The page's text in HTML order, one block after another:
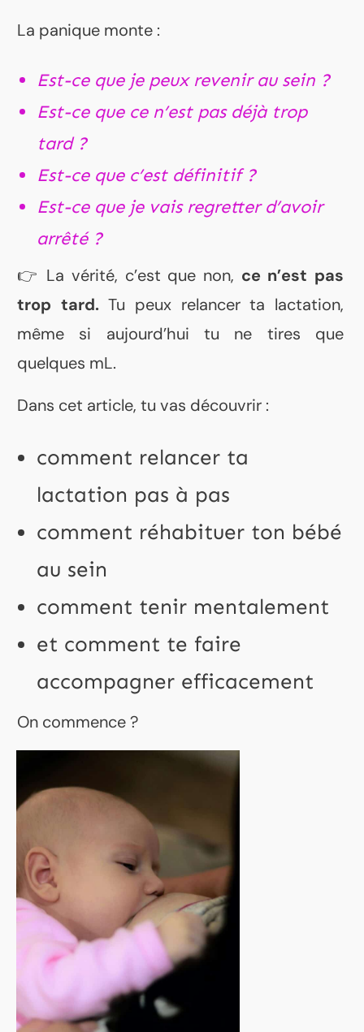
La panique monte :
Est-ce que je peux revenir au sein ?
Est-ce que ce n’est pas déjà trop
tard ?
Est-ce que c’est définitif ?
Est-ce que je vais regretter d’avoir
arrêté ?
👉 La vérité, c’est que non, ce n’est pas
trop tard.Tu peux relancer ta lactation,
même si aujourd’hui tu ne tires que
quelques mL.
Dans cet article, tu vas découvrir :
comment relancer ta
lactation pas à pas
comment réhabituer ton bébé
au sein
comment tenir mentalement
et comment te faire
accompagner efficacement
On commence ?